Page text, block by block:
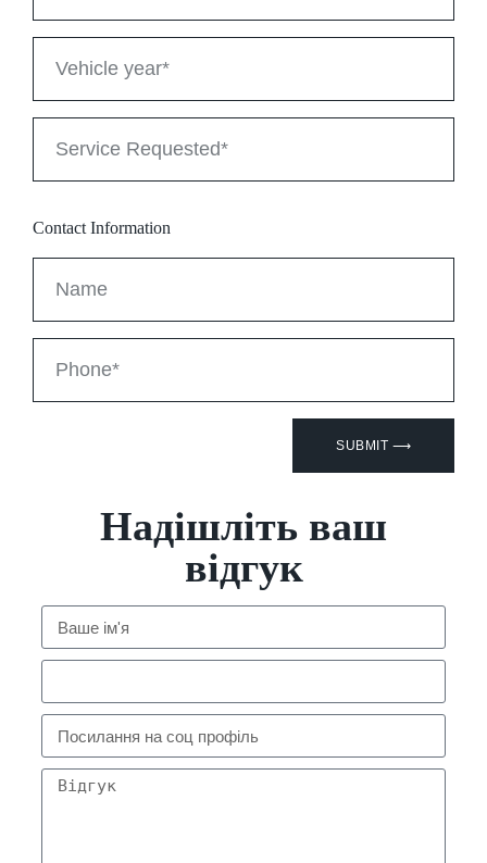
Contact Information
SUBMIT ⟶
Надішліть ваш
відгук